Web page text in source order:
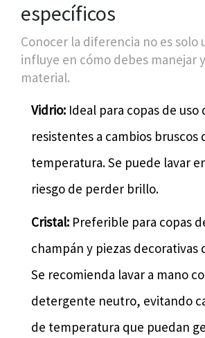
específicos
Conocer la diferencia no es solo
influye en cómo debes manejar
material.
Vidrio: Ideal para copas de uso
resistentes a cambios bruscos
temperatura. Se puede lavar
riesgo de perder brillo.
Cristal: Preferible para copas
champán y piezas decorativas
Se recomienda lavar a mano
detergente neutro, evitando
de temperatura que puedan